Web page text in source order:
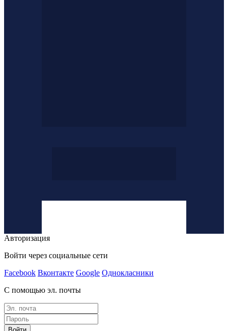
Авторизация
Войти через социальные сети
Facebook Вконтакте Google Однокласники
С помощью эл. почты